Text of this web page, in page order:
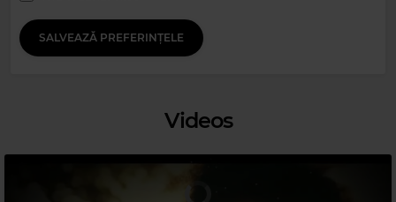
SALVEAZĂ PREFERINȚELE
Videos